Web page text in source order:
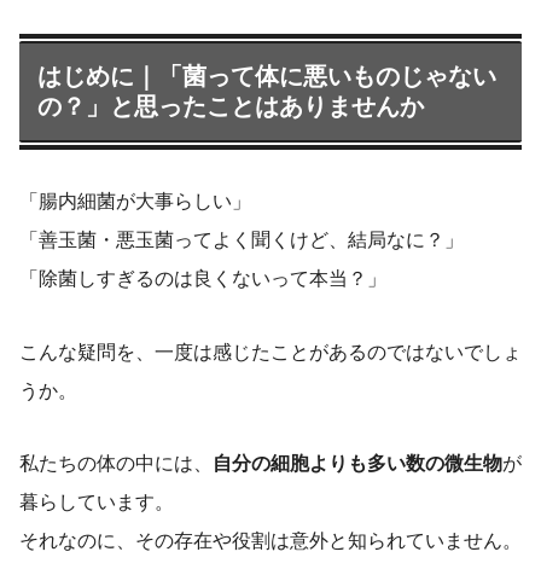
はじめに｜「菌って体に悪いものじゃない
の？」と思ったことはありませんか
「腸内細菌が大事らしい」
「善玉菌・悪玉菌ってよく聞くけど、結局なに？」
「除菌しすぎるのは良くないって本当？」
こんな疑問を、一度は感じたことがあるのではないでしょ
うか。
私たちの体の中には、 自分の細胞よりも多い数の微生物が
暮らしています。
それなのに、その存在や役割は意外と知られていません。